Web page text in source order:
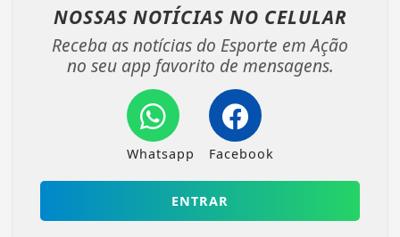
NOSSAS NOTÍCIAS NO CELULAR
Receba as notícias do Esporte em Ação
no seu app favorito de mensagens.
Whatsapp Facebook
ENTRAR